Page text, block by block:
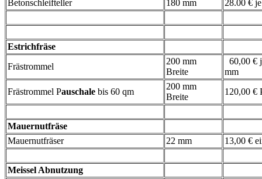
Betonschleifteller 180 mm 28.00 €
Estrichfräse
Frästrommel
200 mm
Breite
60,00 €
mm
Frästrommel Pauschale bis 60 qm
200 mm
Breite
120,00 €
Mauernutfräse
Mauernutfräser
22 mm 13,00 €
Meissel Abnutzung